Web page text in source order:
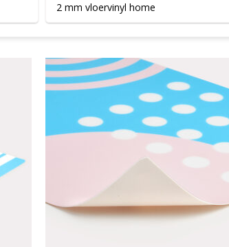
2 mm vloervinyl home